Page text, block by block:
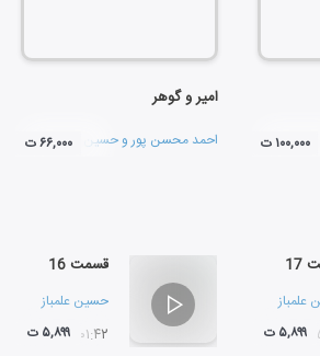
۱۰۰,۰۰۰ ت
امیر و گوهر
احمد محسن پور و حسین علمباز
۶۶,۰۰۰ ت
۵,۸۹۹ ت
قسمت 16
حسین علمباز
۰۱:۴۲ ۵,۸۹۹ ت